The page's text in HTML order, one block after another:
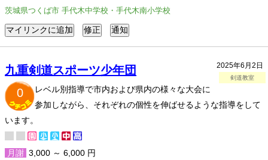
茨城県つくば市 手代木中学校・手代木南小学校
2025年6月2日
剣道教室
九重剣道スポーツ少年団
0
レベル別指導で市内および県内の様々な大会に
参加しながら、それぞれの個性を伸ばせるような指導をして
います。
月謝 3,000 ～ 6,000 円